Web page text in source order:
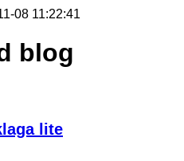
08 11:22:41
blog
lite